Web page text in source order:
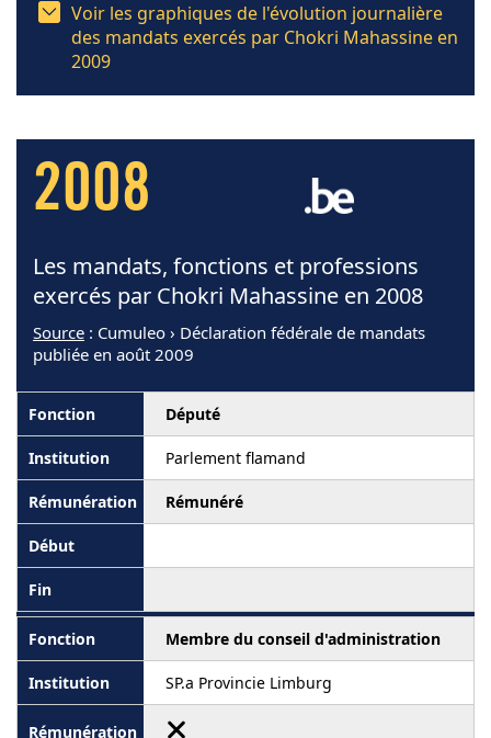
Voir les graphiques de l'évolution journalière
des mandats exercés par Chokri Mahassine en
2009
2008
Les mandats, fonctions et professions
exercés par Chokri Mahassine en 2008
Source : Cumuleo › Déclaration fédérale de mandats
publiée en août 2009
Député
Parlement flamand
Rémunéré
Membre du conseil d'administration
SP.a Provincie Limburg